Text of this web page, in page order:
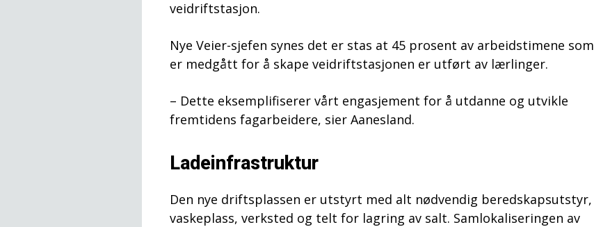
veidriftstasjon.
Nye Veier-sjefen synes det er stas at 45 prosent av arbeidstimene som
er medgått for å skape veidriftstasjonen er utført av lærlinger.
– Dette eksemplifiserer vårt engasjement for å utdanne og utvikle
fremtidens fagarbeidere, sier Aanesland.
Ladeinfrastruktur
Den nye driftsplassen er utstyrt med alt nødvendig beredskapsutstyr,
vaskeplass, verksted og telt for lagring av salt. Samlokaliseringen av